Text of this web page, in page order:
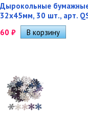
Дырокольные
32х45мм, 30 шт., арт.
60 ₽